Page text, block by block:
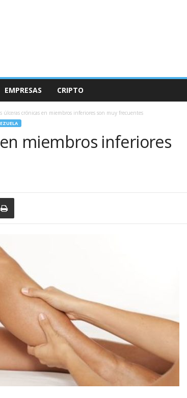
EMPRESAS CRIPTO
úlceras crónicas en miembros inferiores son muy frecuentes
miembros inferiores